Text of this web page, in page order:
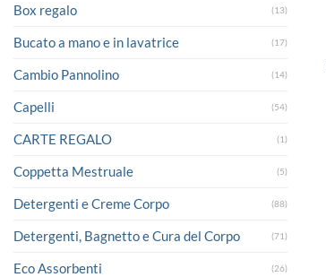
Box regalo (13)
Bucato a mano e in lavatrice (17)
Cambio Pannolino (14)
Capelli (54)
CARTE REGALO (1)
Coppetta Mestruale (5)
Detergenti e Creme Corpo (88)
Detergenti, Bagnetto e Cura del Corpo (71)
Eco Assorbenti (26)